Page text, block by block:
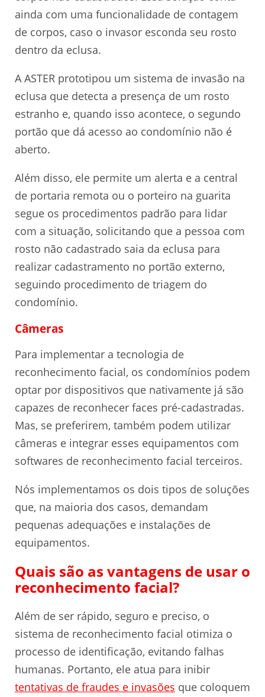
ainda com uma funcionalidade de contagem
de corpos, caso o invasor esconda seu rosto
dentro da eclusa.
A ASTER prototipou um sistema de invasão na
eclusa que detecta a presença de um rosto
estranho e, quando isso acontece, o segundo
portão que dá acesso ao condomínio não é
aberto.
Além disso, ele permite um alerta e a central
de portaria remota ou o porteiro na guarita
segue os procedimentos padrão para lidar
com a situação, solicitando que a pessoa com
rosto não cadastrado saia da eclusa para
realizar cadastramento no portão externo,
seguindo procedimento de triagem do
condomínio.
Câmeras
Para implementar a tecnologia de
reconhecimento facial, os condomínios podem
optar por dispositivos que nativamente já são
capazes de reconhecer faces pré-cadastradas.
Mas, se preferirem, também podem utilizar
câmeras e integrar esses equipamentos com
softwares de reconhecimento facial terceiros.
Nós implementamos os dois tipos de soluções
que, na maioria dos casos, demandam
pequenas adequações e instalações de
equipamentos.
Quais são as vantagens de usar o
reconhecimento facial?
Além de ser rápido, seguro e preciso, o
sistema de reconhecimento facial otimiza o
processo de identificação, evitando falhas
humanas. Portanto, ele atua para inibir
tentativas de fraudes e invasões que coloquem